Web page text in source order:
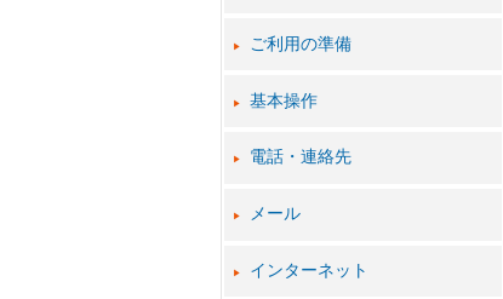
ご利用の準備
基本操作
電話・連絡先
メール
インターネット